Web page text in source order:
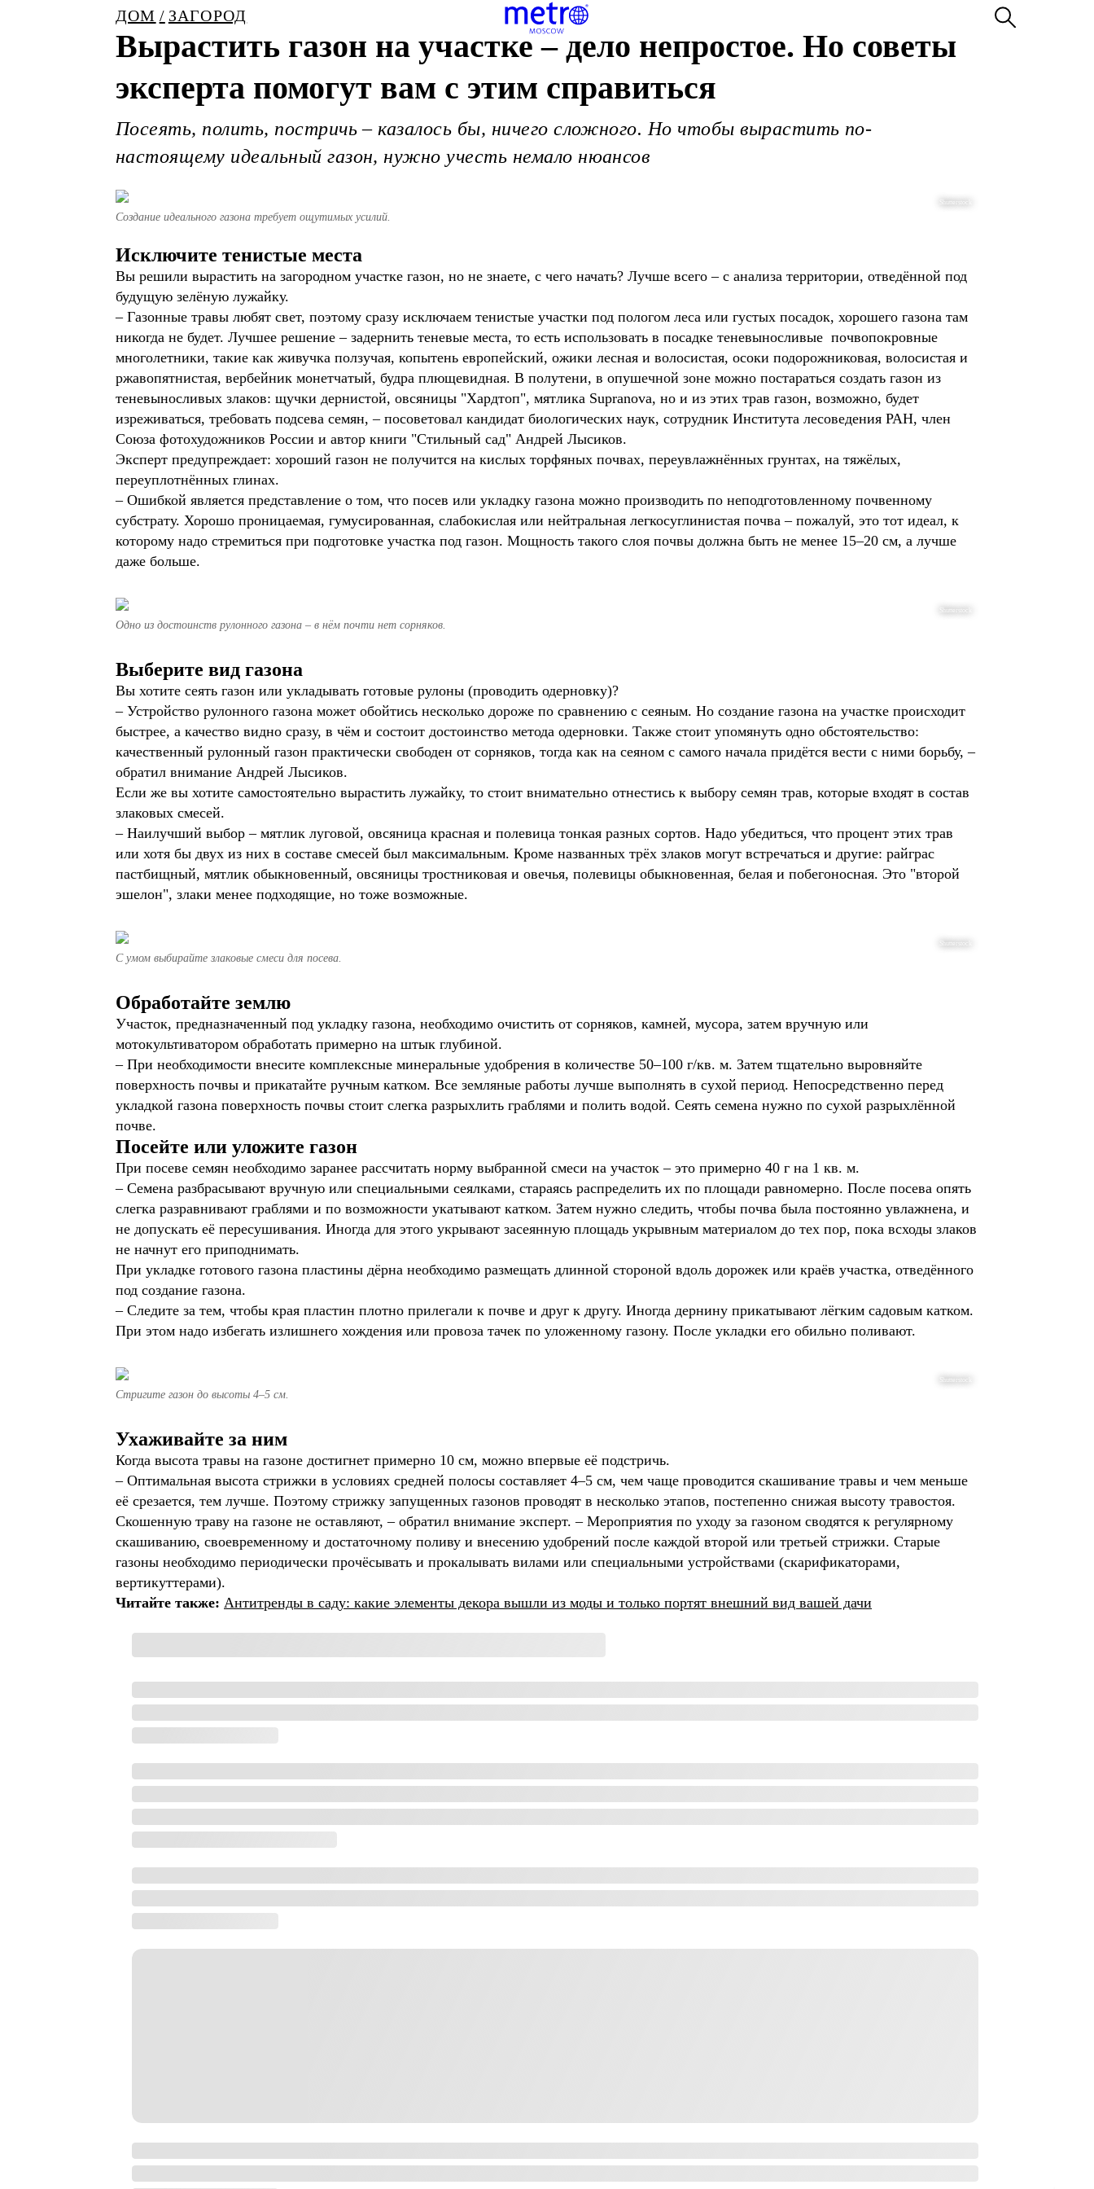
ДОМ ЗАГОРОД
Вырастить газон на участке – дело непростое. Но советы
эксперта помогут вам с этим справиться
Посеять, полить, постричь – казалось бы, ничего сложного. Но чтобы вырастить по-
настоящему идеальный газон, нужно учесть немало нюансов
Создание идеального газона требует ощутимых усилий.
Исключите тенистые места
Вы решили вырастить на загородном участке газон, но не знаете, с чего начать? Лучше всего – с анализа территории, отведённой под
будущую зелёную лужайку.
– Газонные травы любят свет, поэтому сразу исключаем тенистые участки под пологом леса или густых посадок, хорошего газона там
никогда не будет. Лучшее решение – задернить теневые места, то есть использовать в посадке теневыносливые почвопокровные
многолетники, такие как живучка ползучая, копытень европейский, ожики лесная и волосистая, осоки подорожниковая, волосистая и
ржавопятнистая, вербейник монетчатый, будра плющевидная. В полутени, в опушечной зоне можно постараться создать газон из
теневыносливых злаков: щучки дернистой, овсяницы "Хардтоп", мятлика Supranova, но и из этих трав газон, возможно, будет
изреживаться, требовать подсева семян, – посоветовал кандидат биологических наук, сотрудник Института лесоведения РАН, член
Союза фотохудожников России и автор книги "Стильный сад" Андрей Лысиков.
Эксперт предупреждает: хороший газон не получится на кислых торфяных почвах, переувлажнённых грунтах, на тяжёлых,
переуплотнённых глинах.
– Ошибкой является представление о том, что посев или укладку газона можно производить по неподготовленному почвенному
субстрату. Хорошо проницаемая, гумусированная, слабокислая или нейтральная легкосуглинистая почва – пожалуй, это тот идеал, к
которому надо стремиться при подготовке участка под газон. Мощность такого слоя почвы должна быть не менее 15–20 см, а лучше
даже больше.
Одно из достоинств рулонного газона – в нём почти нет сорняков.
Выберите вид газона
Вы хотите сеять газон или укладывать готовые рулоны (проводить одерновку)?
– Устройство рулонного газона может обойтись несколько дороже по сравнению с сеяным. Но создание газона на участке происходит
быстрее, а качество видно сразу, в чём и состоит достоинство метода одерновки. Также стоит упомянуть одно обстоятельство:
качественный рулонный газон практически свободен от сорняков, тогда как на сеяном с самого начала придётся вести с ними борьбу, –
обратил внимание Андрей Лысиков.
Если же вы хотите самостоятельно вырастить лужайку, то стоит внимательно отнестись к выбору семян трав, которые входят в состав
злаковых смесей.
– Наилучший выбор – мятлик луговой, овсяница красная и полевица тонкая разных сортов. Надо убедиться, что процент этих трав
или хотя бы двух из них в составе смесей был максимальным. Кроме названных трёх злаков могут встречаться и другие: райграс
пастбищный, мятлик обыкновенный, овсяницы тростниковая и овечья, полевицы обыкновенная, белая и побегоносная. Это "второй
эшелон", злаки менее подходящие, но тоже возможные.
С умом выбирайте злаковые смеси для посева.
Обработайте землю
Участок, предназначенный под укладку газона, необходимо очистить от сорняков, камней, мусора, затем вручную или
мотокультиватором обработать примерно на штык глубиной.
– При необходимости внесите комплексные минеральные удобрения в количестве 50–100 г/кв. м. Затем тщательно выровняйте
поверхность почвы и прикатайте ручным катком. Все земляные работы лучше выполнять в сухой период. Непосредственно перед
укладкой газона поверхность почвы стоит слегка разрыхлить граблями и полить водой. Сеять семена нужно по сухой разрыхлённой
почве.
Посейте или уложите газон
При посеве семян необходимо заранее рассчитать норму выбранной смеси на участок – это примерно 40 г на 1 кв. м.
– Семена разбрасывают вручную или специальными сеялками, стараясь распределить их по площади равномерно. После посева опять
слегка разравнивают граблями и по возможности укатывают катком. Затем нужно следить, чтобы почва была постоянно увлажнена, и
не допускать её пересушивания. Иногда для этого укрывают засеянную площадь укрывным материалом до тех пор, пока всходы злаков
не начнут его приподнимать.
При укладке готового газона пластины дёрна необходимо размещать длинной стороной вдоль дорожек или краёв участка, отведённого
под создание газона.
– Следите за тем, чтобы края пластин плотно прилегали к почве и друг к другу. Иногда дернину прикатывают лёгким садовым катком.
При этом надо избегать излишнего хождения или провоза тачек по уложенному газону. После укладки его обильно поливают.
Стригите газон до высоты 4–5 см.
Ухаживайте за ним
Когда высота травы на газоне достигнет примерно 10 см, можно впервые её подстричь.
– Оптимальная высота стрижки в условиях средней полосы составляет 4–5 см, чем чаще проводится скашивание травы и чем меньше
её срезается, тем лучше. Поэтому стрижку запущенных газонов проводят в несколько этапов, постепенно снижая высоту травостоя.
Скошенную траву на газоне не оставляют, – обратил внимание эксперт. – Мероприятия по уходу за газоном сводятся к регулярному
скашиванию, своевременному и достаточному поливу и внесению удобрений после каждой второй или третьей стрижки. Старые
газоны необходимо периодически прочёсывать и прокалывать вилами или специальными устройствами (скарификаторами,
вертикуттерами).
Читайте также: Антитренды в саду: какие элементы декора вышли из моды и только портят внешний вид вашей дачи